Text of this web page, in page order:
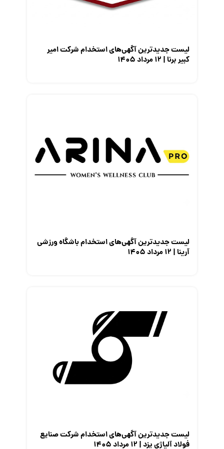
لیست جدیدترین آگهی‌های استخدام شرکت امیر
کبیر برنا | ۱۲ مرداد ۱۴۰۵
لیست جدیدترین آگهی‌های استخدام باشگاه ورزشی
آرینا | ۱۲ مرداد ۱۴۰۵
لیست جدیدترین آگهی‌های استخدام شرکت صنایع
فولاد آلیاژی یزد | ۱۲ مرداد ۱۴۰۵